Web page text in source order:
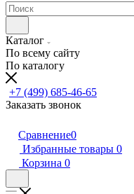
Каталог
По всему сайту
По каталогу
+7 (499) 685-46-65
Заказать звонок
Сравнение0
Избранные товары 0
Корзина 0